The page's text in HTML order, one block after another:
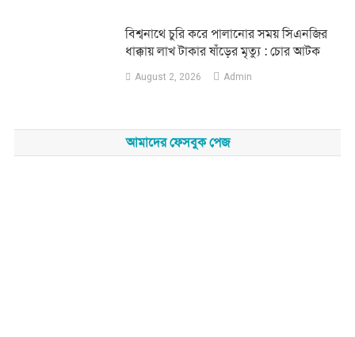
‎বিশ্বনাথে চুরি করে পালানোর সময় সিএনজির
ধাক্কায় লাখ টাকার ষাঁড়ের মৃত্যু : চোর আটক
August 2, 2026 Admin
আমাদের ফেসবুক পেজ